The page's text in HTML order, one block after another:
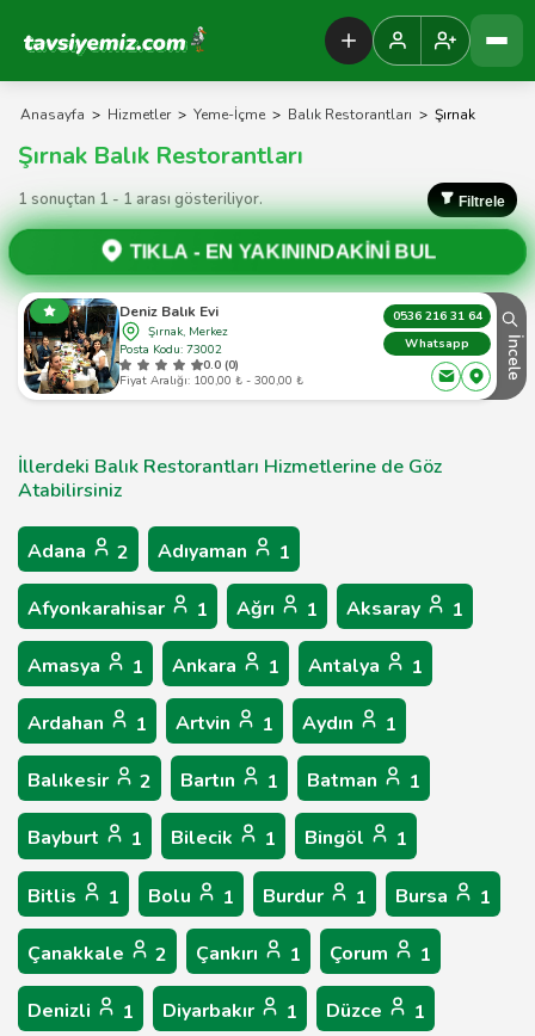
Tavsiyemiz Anasayfa
Anasayfa > Hizmetler > Yeme-İçme > Balık Restorantları > Şırnak
Şırnak Balık Restorantları
1 sonuçtan 1 - 1 arası gösteriliyor. Filtrele
TIKLA -EN YAKININDAKİNİ BUL
Deniz Balık Evi
Şırnak, Merkez
Posta Kodu: 73002
0.0 (0)
Fiyat Aralığı: 100,00 ₺ - 300,00 ₺
0536 216 31 64
Whatsapp
İncele
İllerdeki Balık Restorantları Hizmetlerine de Göz
Atabilirsiniz
Adana 2 Adıyaman 1
Afyonkarahisar 1 Ağrı 1 Aksaray 1
Amasya 1 Ankara 1 Antalya 1
Ardahan 1 Artvin 1 Aydın 1
Balıkesir 2 Bartın 1 Batman 1
Bayburt 1 Bilecik 1 Bingöl 1
Bitlis 1 Bolu 1 Burdur 1 Bursa 1
Çanakkale 2 Çankırı 1 Çorum 1
Denizli 1 Diyarbakır 1 Düzce 1